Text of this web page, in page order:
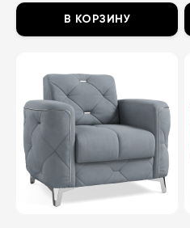
В КОРЗИНУ
имеет
несколько
вариаций.
Опции
можно
выбрать